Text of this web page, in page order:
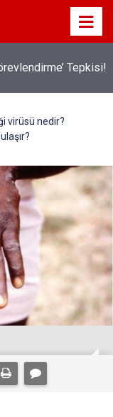
Tepkisi!
virüsü nedir?